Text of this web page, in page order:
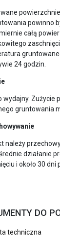
powinno
całą
24 godzin.
wydajny. Zużycie
gruntowania
należy
działanie
i około 30
DO
techniczna